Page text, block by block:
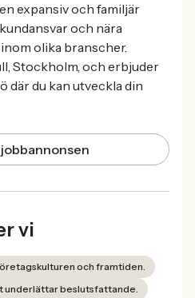
expansiv och familjär
och nära
olika branscher.
Stockholm, och erbjuder
där du kan utveckla din
vi
och framtiden.
underlättar beslutsfattande.